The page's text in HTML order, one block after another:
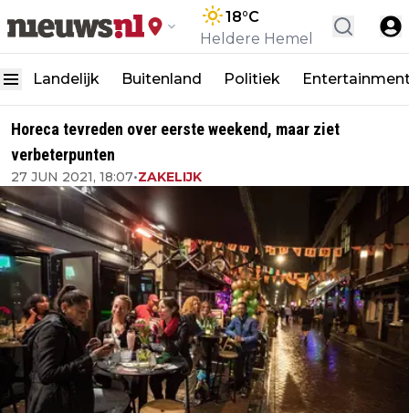
18°C
Heldere Hemel
Landelijk Buitenland Politiek
Horeca tevreden over eerste weekend, maar ziet
verbeterpunten
27 JUN 2021, 18:07•ZAKELIJK